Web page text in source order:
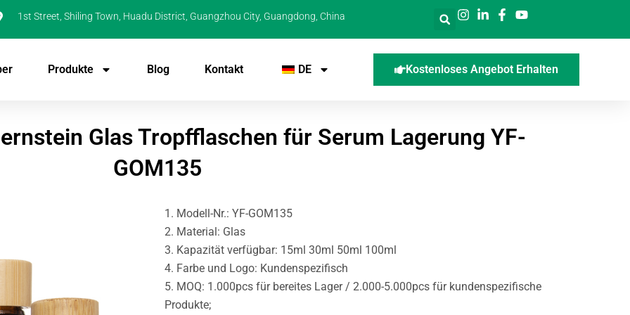
1st Street, Shiling Town, Huadu District, Guangzhou City, Guangdong, China
Produkte Blog Kontakt DE Kostenloses Angebot Erhalten
Glas Tropfflaschen für Serum Lagerung YF-
GOM135
1. Modell-Nr.: YF-GOM135
2. Material: Glas
3. Kapazität verfügbar: 15ml 30ml 50ml 100ml
4. Farbe und Logo: Kundenspezifisch
5. MOQ: 1.000pcs für bereites Lager / 2.000-5.000pcs für kundenspezifische
Produkte;